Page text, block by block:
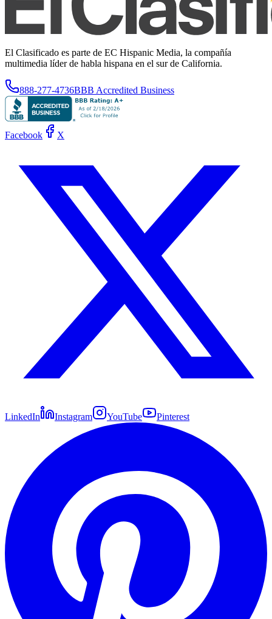
El Clasificado es parte de EC Hispanic Media, la compañía
multimedia líder de habla hispana en el sur de California.
888-277-4736BBB Accredited Business
Facebook X
LinkedIn Instagram YouTube Pinterest